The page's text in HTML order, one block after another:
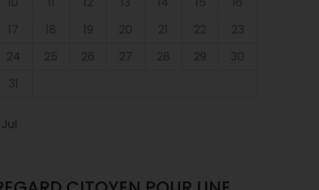
17
18 19 20 21 22
23
24
25 26 27 28 29
30
31